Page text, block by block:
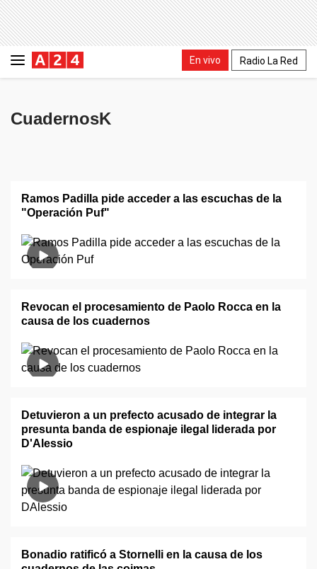
En vivo Radio La Red
CuadernosK
Ramos Padilla pide acceder a las escuchas de la
"Operación Puf"
Revocan el procesamiento de Paolo Rocca en la
causa de los cuadernos
Detuvieron a un prefecto acusado de integrar la
presunta banda de espionaje ilegal liderada por
D'Alessio
Bonadio ratificó a Stornelli en la causa de los